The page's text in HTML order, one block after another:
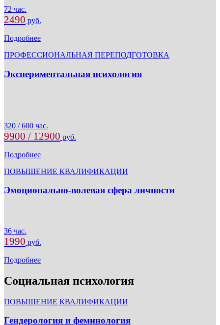
72 час.
2490 руб.
Подробнее
ПРОФЕССИОНАЛЬНАЯ ПЕРЕПОДГОТОВКА
Экспериментальная психология
320 / 600 час.
9900 / 12900 руб.
Подробнее
ПОВЫШЕНИЕ КВАЛИФИКАЦИИ
Эмоционально-волевая сфера личности
36 час.
1990 руб.
Подробнее
Социальная психология
ПОВЫШЕНИЕ КВАЛИФИКАЦИИ
Гендерология и феминология